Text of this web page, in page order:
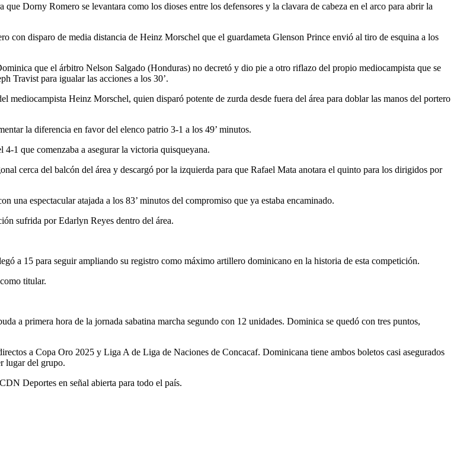
Dorny Romero se levantara como los dioses entre los defensores y la clavara de cabeza en el arco para abrir la
con disparo de media distancia de Heinz Morschel que el guardameta Glenson Prince envió al tiro de esquina a los
que el árbitro Nelson Salgado (Honduras) no decretó y dio pie a otro riflazo del propio mediocampista que se
Travist para igualar las acciones a los 30’.
Heinz Morschel, quien disparó potente de zurda desde fuera del área para doblar las manos del portero
la diferencia en favor del elenco patrio 3-1 a los 49’ minutos.
4-1 que comenzaba a asegurar la victoria quisqueyana.
cerca del balcón del área y descargó por la izquierda para que Rafael Mata anotara el quinto para los dirigidos por
una espectacular atajada a los 83’ minutos del compromiso que ya estaba encaminado.
sufrida por Edarlyn Reyes dentro del área.
a 15 para seguir ampliando su registro como máximo artillero dominicano en la historia de esta competición.
titular.
a primera hora de la jornada sabatina marcha segundo con 12 unidades. Dominica se quedó con tres puntos,
a Copa Oro 2025 y Liga A de Liga de Naciones de Concacaf. Dominicana tiene ambos boletos casi asegurados
lugar del grupo.
Deportes en señal abierta para todo el país.